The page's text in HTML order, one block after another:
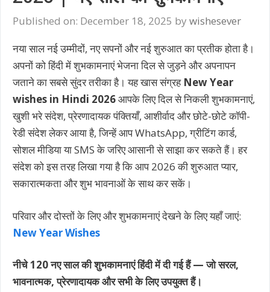
Published on: December 18, 2025 by wishesever
नया साल नई उम्मीदों, नए सपनों और नई शुरुआत का प्रतीक होता है।
अपनों को हिंदी में शुभकामनाएं भेजना दिल से जुड़ने और अपनापन
जताने का सबसे सुंदर तरीका है। यह खास संग्रह New Year
wishes in Hindi 2026आपके लिए दिल से निकली शुभकामनाएं,
खुशी भरे संदेश, प्रेरणादायक पंक्तियाँ, आशीर्वाद और छोटे-छोटे कॉपी-
रेडी संदेश लेकर आया है, जिन्हें आप WhatsApp, ग्रीटिंग कार्ड,
सोशल मीडिया या SMS के जरिए आसानी से साझा कर सकते हैं। हर
संदेश को इस तरह लिखा गया है कि आप 2026 की शुरुआत प्यार,
सकारात्मकता और शुभ भावनाओं के साथ कर सकें।
परिवार और दोस्तों के लिए और शुभकामनाएं देखने के लिए यहाँ जाएं:
New Year Wishes
नीचे 120 नए साल की शुभकामनाएं हिंदी में दी गई हैं — जो सरल,
भावनात्मक, प्रेरणादायक और सभी के लिए उपयुक्त हैं।